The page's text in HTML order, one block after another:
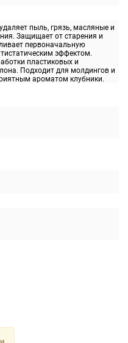
пыль, грязь, масляные и
Защищает от старения и
первоначальную
эффектом.
пластиковых и
Подходит для молдингов и
ароматом клубники.